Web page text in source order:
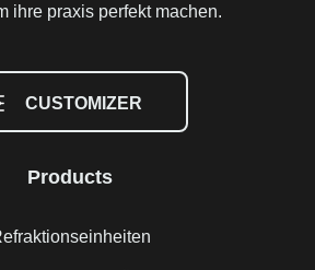
ihre praxis perfekt machen.
CUSTOMIZER
Products